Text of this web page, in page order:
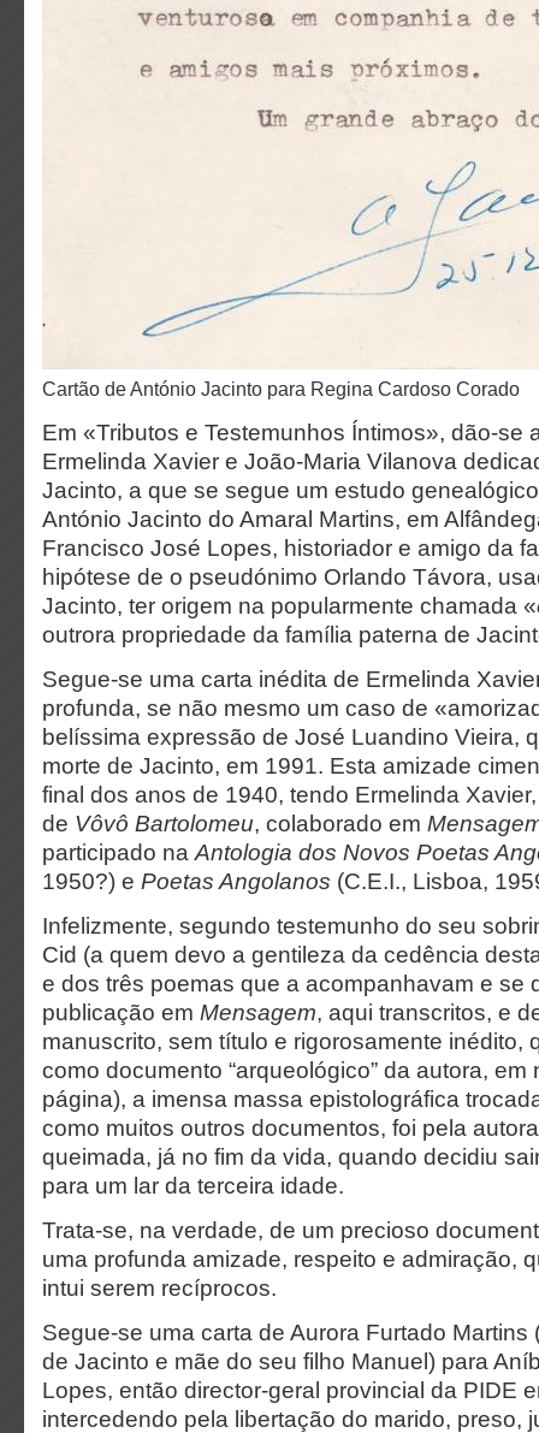
Cartão de António Jacinto para Regina Cardoso Corado
Em «Tributos e Testemunhos Íntimos», dão-se
Ermelinda Xavier e João-Maria Vilanova
Jacinto, a que se segue um estudo
António Jacinto do Amaral Martins, em
Francisco José Lopes, historiador e amigo da
hipótese de o pseudónimo Orlando Távora,
Jacinto, ter origem na popularmente chamada «
outrora propriedade da família paterna de
Segue-se uma carta inédita de Ermelinda
profunda, se não mesmo um caso de
belíssima expressão de José Luandino Vieira,
morte de Jacinto, em 1991. Esta amizade
final dos anos de 1940, tendo Ermelinda
de Vôvô Bartolomeu, colaborado em
participado na Antologia dos Novos Poetas
1950?) e Poetas Angolanos (C.E.I., Lisboa,
Infelizmente, segundo testemunho do seu
Cid (a quem devo a gentileza da cedência
e dos três poemas que a acompanhavam e se
publicação em Mensagem, aqui transcritos, e
manuscrito, sem título e rigorosamente inédito,
como documento “arqueológico” da autora, em
página), a imensa massa epistolográfica
como muitos outros documentos, foi pela
queimada, já no fim da vida, quando decidiu
para um lar da terceira idade.
Trata-se, na verdade, de um precioso
uma profunda amizade, respeito e admiração,
intui serem recíprocos.
Segue-se uma carta de Aurora Furtado Martins
de Jacinto e mãe do seu filho Manuel) para
Lopes, então director-geral provincial da PIDE
intercedendo pela libertação do marido, preso,